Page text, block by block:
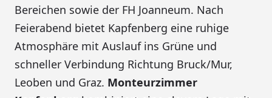
Bereichen sowie der FH Joanneum. Nach
Feierabend bietet Kapfenberg eine ruhige
Atmosphäre mit Auslauf ins Grüne und
schneller Verbindung Richtung Bruck/Mur,
Leoben und Graz. Monteurzimmer